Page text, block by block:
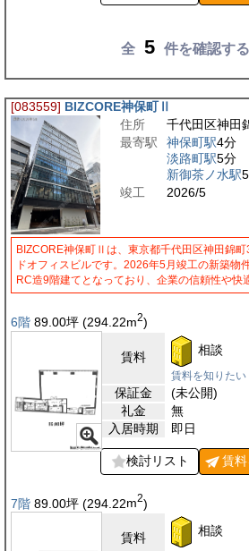
全 5 件を確認する
[083559] BIZCORE神保町Ⅱ
住所
千代田区神田
最寄駅
神保町駅4分
淡路町駅5分
新御茶ノ水駅
竣工
2026/5
BIZCORE神保町Ⅱは、東京都千代田区神田錦
ドオフィスビルです。2026年5月竣工の新築物
RC造9階建てとなっており、企業の信頼性や快
6階 89.00坪 (294.22m2)
賃料 相談
賃料を知りたい
保証金
(未公開)
礼金
無
入居時期
即日
検討リスト 賃料
7階 89.00坪 (294.22m2)
賃料 相談